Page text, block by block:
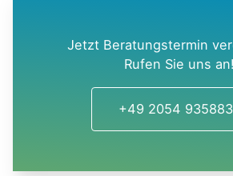
Jetzt Beratungstermin
Rufen Sie uns an!
+49 2054